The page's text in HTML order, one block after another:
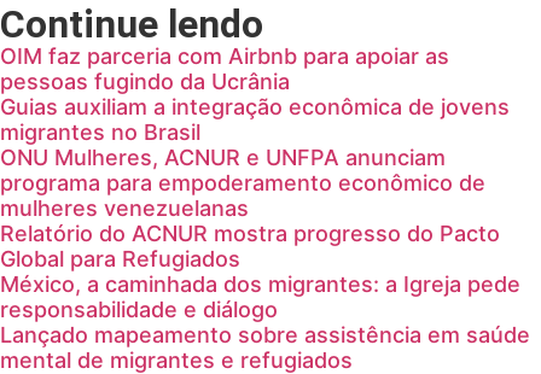
Continue lendo
OIM faz parceria com Airbnb para apoiar as
pessoas fugindo da Ucrânia
Guias auxiliam a integração econômica de jovens
migrantes no Brasil
ONU Mulheres, ACNUR e UNFPA anunciam
programa para empoderamento econômico de
mulheres venezuelanas
Relatório do ACNUR mostra progresso do Pacto
Global para Refugiados
México, a caminhada dos migrantes: a Igreja pede
responsabilidade e diálogo
Lançado mapeamento sobre assistência em saúde
mental de migrantes e refugiados